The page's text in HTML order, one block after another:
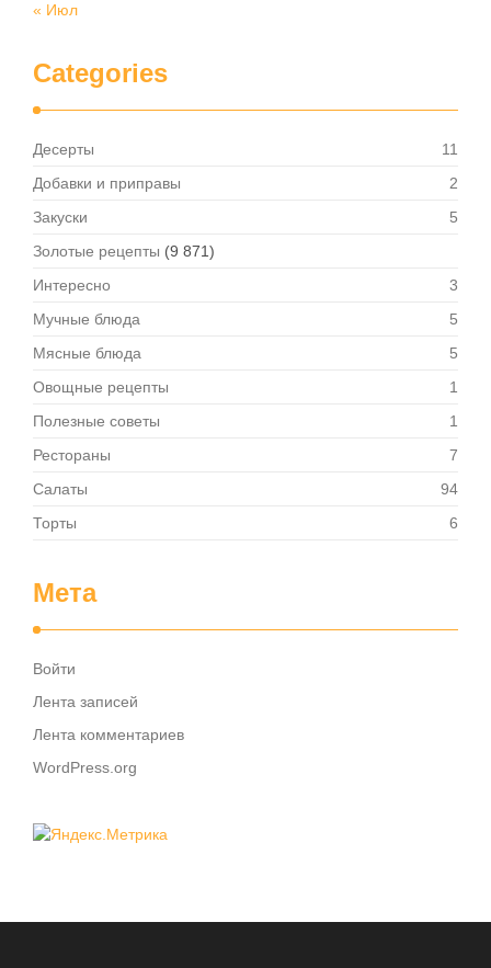
« Июл
Categories
Десерты
11
Добавки и приправы
2
Закуски
5
Золотые рецепты (9 871)
Интересно
3
Мучные блюда
5
Мясные блюда
5
Овощные рецепты
1
Полезные советы
1
Рестораны
7
Салаты
94
Торты
6
Мета
Войти
Лента записей
Лента комментариев
WordPress.org